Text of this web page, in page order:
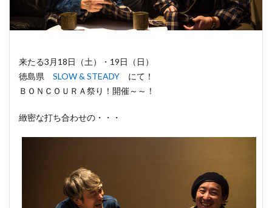
来たる3月18日（土）・19日（日）
徳島県 SLOW & STEADY にて！
ＢＯＮＣＯＵＲＡ祭り！開催～～！
緻密な打ち合わせの・・・